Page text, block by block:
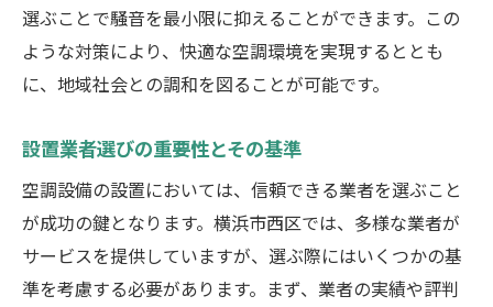
選ぶことで騒音を最小限に抑えることができます。この
ような対策により、快適な空調環境を実現するととも
に、地域社会との調和を図ることが可能です。
設置業者選びの重要性とその基準
空調設備の設置においては、信頼できる業者を選ぶこと
が成功の鍵となります。横浜市西区では、多様な業者が
サービスを提供していますが、選ぶ際にはいくつかの基
準を考慮する必要があります。まず、業者の実績や評判